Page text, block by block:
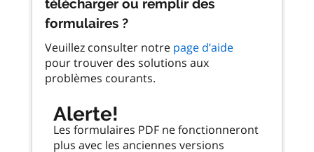
télécharger ou remplir des
formulaires ?
Veuillez consulter notre page d’aide
pour trouver des solutions aux
problèmes courants.
Alerte!
Les formulaires PDF ne fonctionneront
plus avec les anciennes versions